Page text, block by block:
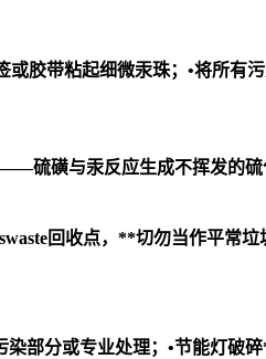
或胶带粘起细微汞珠；•将所
硫磺与汞反应生成不挥发的硫
回收点，**切勿当作平常垃
部分或专业处理；•节能灯破